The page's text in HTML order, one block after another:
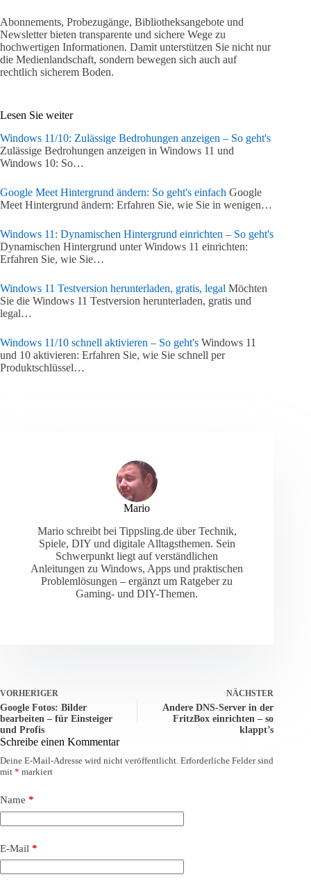
Abonnements, Probezugänge, Bibliotheksangebote und
Newsletter bieten transparente und sichere Wege zu
hochwertigen Informationen. Damit unterstützen Sie nicht nur
die Medienlandschaft, sondern bewegen sich auch auf
rechtlich sicherem Boden.
Lesen Sie weiter
Windows 11/10: Zulässige Bedrohungen anzeigen – So geht's
Zulässige Bedrohungen anzeigen in Windows 11 und
Windows 10: So…
Google Meet Hintergrund ändern: So geht's einfach Google
Meet Hintergrund ändern: Erfahren Sie, wie Sie in wenigen…
Windows 11: Dynamischen Hintergrund einrichten – So geht's
Dynamischen Hintergrund unter Windows 11 einrichten:
Erfahren Sie, wie Sie…
Windows 11 Testversion herunterladen, gratis, legal Möchten
Sie die Windows 11 Testversion herunterladen, gratis und
legal…
Windows 11/10 schnell aktivieren – So geht's Windows 11
und 10 aktivieren: Erfahren Sie, wie Sie schnell per
Produktschlüssel…
Mario
Mario schreibt bei Tippsling.de über Technik,
Spiele, DIY und digitale Alltagsthemen. Sein
Schwerpunkt liegt auf verständlichen
Anleitungen zu Windows, Apps und praktischen
Problemlösungen – ergänzt um Ratgeber zu
Gaming- und DIY-Themen.
VORHERIGER
Google Fotos: Bilder
bearbeiten – für Einsteiger
und Profis
NÄCHSTER
Andere DNS-Server in der
FritzBox einrichten – so
klappt’s
Schreibe einen Kommentar
Deine E-Mail-Adresse wird nicht veröffentlicht. Erforderliche Felder sind
mit * markiert
Name *
E-Mail *